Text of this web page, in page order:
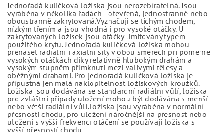
Jednořadá kuličková ložiska jsou nerozebíratelná. Jsou
vyráběna v několika řadách - otevřená, jednostranně nebo
oboustranně zakrytovaná.Vyznačují se tichým chodem,
nízkým třením a jsou vhodná i pro vysoké otáčky. U
zakrytovaných ložisek jsou otáčky limitovány typem
použitého krytu. Jednořadá kuličková ložiska mohou
přenášet radiální i axiální síly v obou směrech při poměrně
vysokých otáčkách díky relativně hlubokým drahám a
vysokým stupněm přimknutí mezi valivými tělesy a
oběžnými drahami. Pro jednořadá kuličková ložiska je
přípustná jen malá naklopitelnost ložiskových kroužků.
Ložiska jsou dodávána se standardní radiální vůlí, ložiska
pro zvláštní případy uložení mohou být dodávána s menší
nebo větší radiální vůlí.Ložiska jsou vyráběna v normální
přesnosti chodu, pro uložení náročnější na přesnost nebo
uložení s vyšší frekvencí otáčení se používají ložiska s
vyšší přesností chodu.